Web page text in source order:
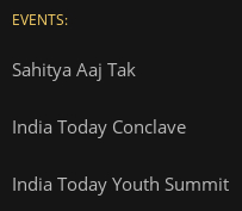
EVENTS:
Sahitya Aaj Tak
India Today Conclave
India Today Youth Summit